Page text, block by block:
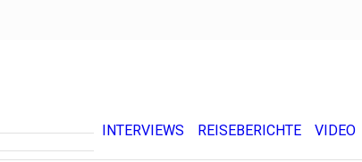
INTERVIEWS REISEBERICHTE VIDEO